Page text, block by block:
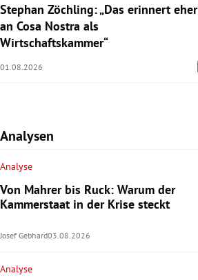
Stephan Zöchling: „Das erinnert eher
an Cosa Nostra als
Wirtschaftskammer“
01.08.2026
Analysen
Analyse
Von Mahrer bis Ruck: Warum der
Kammerstaat in der Krise steckt
Josef Gebhard03.08.2026
Analyse